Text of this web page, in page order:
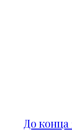
До конца